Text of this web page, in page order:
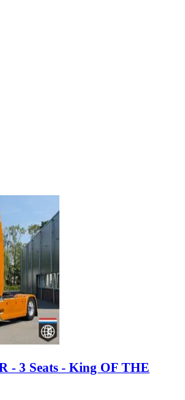
- 3 Seats - King OF THE